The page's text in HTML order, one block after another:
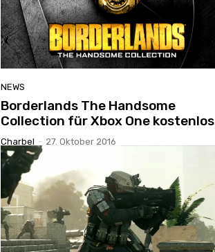
NEWS
Borderlands The Handsome
Collection für Xbox One kostenlos
Charbel - 27. Oktober 2016